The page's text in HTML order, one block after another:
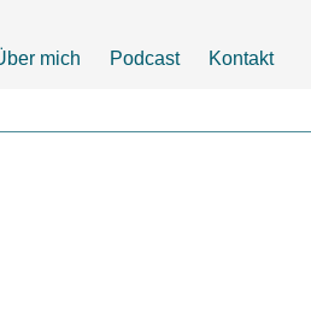
mich Podcast Kontakt